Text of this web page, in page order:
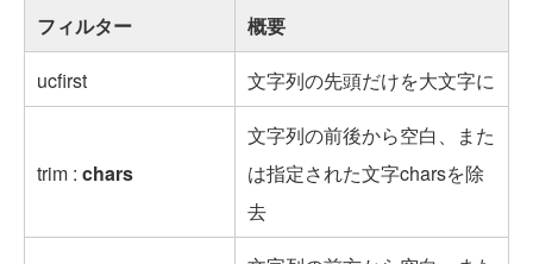
フィルター
概要
ucfirst
文字列の先頭だけを大文字に
trim : chars
文字列の前後から空白、また
は指定された文字charsを除
去